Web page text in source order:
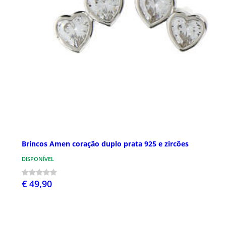
Brincos Amen coração duplo prata 925 e zircões
DISPONÍVEL
€ 49,90